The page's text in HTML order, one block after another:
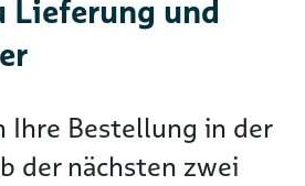
Lieferung und
Ihre Bestellung in der
der nächsten zwei